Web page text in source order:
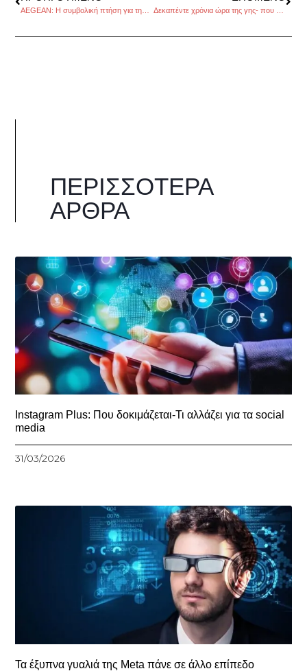
ΠΕΡΙΣΣΌΤΕΡΑ
ΆΡΘΡΑ
Instagram Plus: Που δοκιμάζεται-Τι αλλάζει για τα social
media
31/03/2026
Τα έξυπνα γυαλιά της Meta πάνε σε άλλο επίπεδο